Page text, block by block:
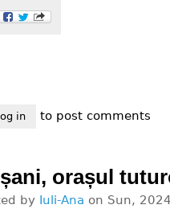
,,vrem accesibilizarea
log in to post comments
orașul
by Iuli-Ana on Sun,